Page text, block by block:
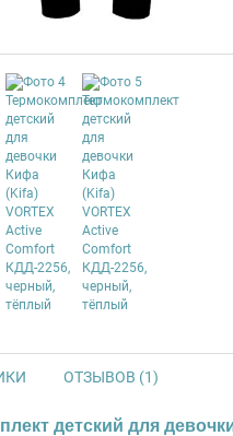
ОТЗЫВОВ (1)
детский для